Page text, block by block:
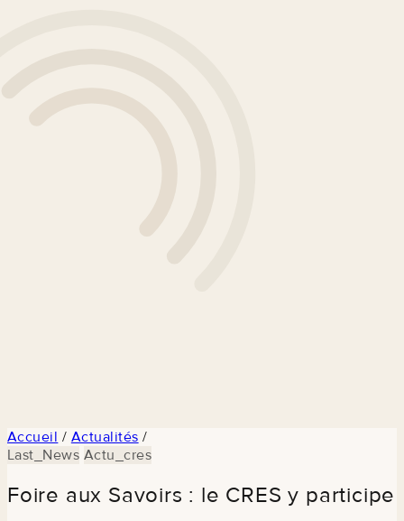
Accueil / Actualités /
Last_News Actu_cres
Foire aux Savoirs : le CRES y participe